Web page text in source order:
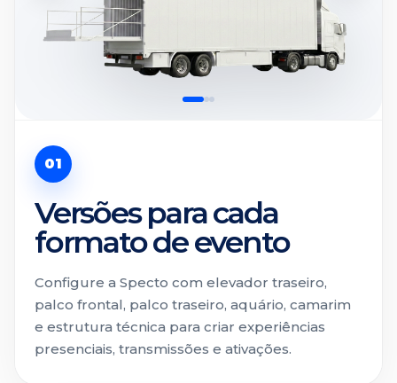
01
Versões para cada
formato de evento
Configure a Specto com elevador traseiro,
palco frontal, palco traseiro, aquário, camarim
e estrutura técnica para criar experiências
presenciais, transmissões e ativações.